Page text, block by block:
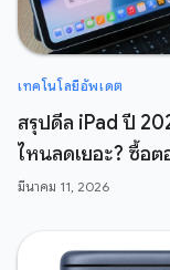
เทคโนโลยีอัพเดต
สรุปดีล iPad ปี
ไหนลดเยอะ? ซื้อ
มีนาคม 11, 2026